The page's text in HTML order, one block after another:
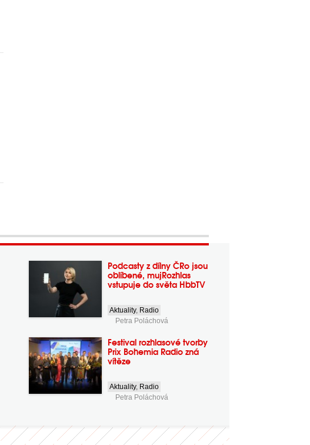
Podcasty z dílny ČRo jsou
oblíbené, mujRozhlas
vstupuje do světa HbbTV
Aktuality, Radio
Petra Poláchová
Festival rozhlasové tvorby
Prix Bohemia Radio zná
vítěze
Aktuality, Radio
Petra Poláchová